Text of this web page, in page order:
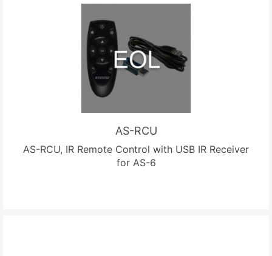
AS-RCU
AS-RCU, IR Remote Control with USB IR Receiver
for AS-6